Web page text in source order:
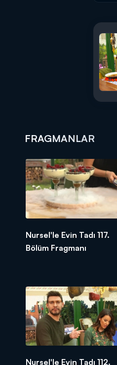
FRAGMANLAR
Nursel'le Evin Tadı 117.
Bölüm Fragmanı
Nursel'le Evin Tadı 112.